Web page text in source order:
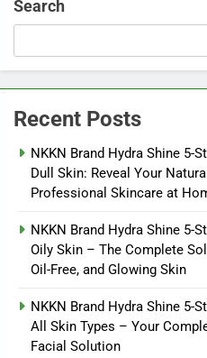
Search
Recent Posts
NKKN Brand Hydra Shine 5-
Dull Skin: Reveal Your
Professional Skincare at
NKKN Brand Hydra Shine 5-
Oily Skin – The Complete
Oil-Free, and Glowing Skin
NKKN Brand Hydra Shine 5-
All Skin Types – Your
Facial Solution